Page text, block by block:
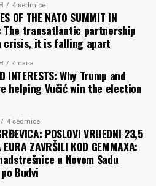
4 sedmice
OF THE NATO SUMMIT IN
The transatlantic partnership
crisis, it is falling apart
4 dana
INTERESTS: Why Trump and
helping Vučić win the election
4 sedmice
POSLOVI VRIJEDNI 23,5
ZAVRŠILI KOD GEMMAXA:
u Novom Sadu
Budvi